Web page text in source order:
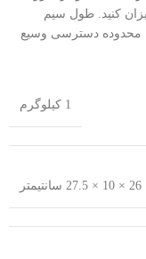
کنید. طول سیم
با محدوده دسترسی وسیع
1 کیلوگرم
26 × 10 × 27.5 سانتیمتر